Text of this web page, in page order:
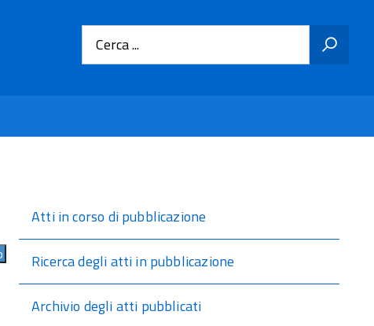
Cerca ...
Atti in corso di pubblicazione
Ricerca degli atti in pubblicazione
Archivio degli atti pubblicati